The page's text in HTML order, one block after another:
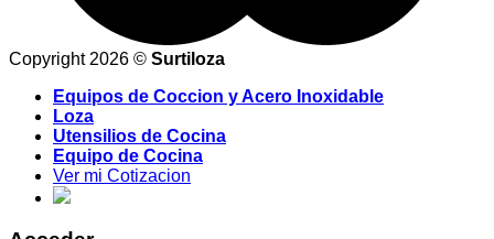
Copyright 2026 © Surtiloza
Equipos de Coccion y Acero Inoxidable
Loza
Utensilios de Cocina
Equipo de Cocina
Ver mi Cotizacion